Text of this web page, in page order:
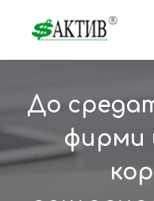
До
фирми